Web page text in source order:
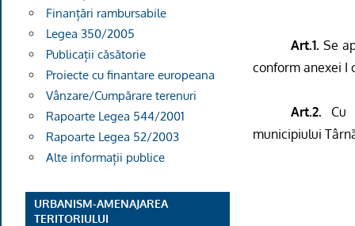
Art.1. Se
conform anexei I
Art.2. Cu
municipiului
Finanțări rambursabile
Legea 350/2005
Publicații căsătorie
Proiecte cu finantare europeana
Vânzare/Cumpărare terenuri
Rapoarte Legea 544/2001
Rapoarte Legea 52/2003
Alte informații publice
URBANISM-AMENAJAREA
TERITORIULUI